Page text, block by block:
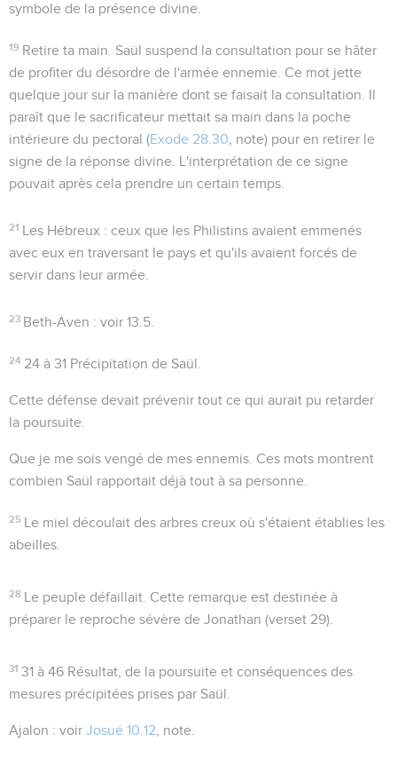
symbole de la présence divine.
19 Retire ta main . Saül suspend la consultation pour se hâter
de profiter du désordre de l'armée ennemie. Ce mot jette
quelque jour sur la manière dont se faisait la consultation. Il
paraît que le sacrificateur mettait sa main dans la poche
intérieure du pectoral (Exode 28.30 , note) pour en retirer le
signe de la réponse divine. L'interprétation de ce signe
pouvait après cela prendre un certain temps.
21 Les Hébreux : ceux que les Philistins avaient emmenés
avec eux en traversant le pays et qu'ils avaient forcés de
servir dans leur armée.
23 Beth-Aven : voir13.5
24 24 à 31 Précipitation de Saül.
Cette défense devait prévenir tout ce qui aurait pu retarder
la poursuite.
Que je me sois vengé de mes ennemis . Ces mots montrent
combien Saül rapportait déjà tout à sa personne.
25 Le miel découlait des arbres creux où s'étaient établies les
abeilles.
28 Le peuple défaillait . Cette remarque est destinée à
préparer le reproche sévère de Jonathan (verset 29).
31 31 à 46 Résultat, de la poursuite et conséquences des
mesures précipitées prises par Saül.
Ajalon : voir Josué 10.12 , note.